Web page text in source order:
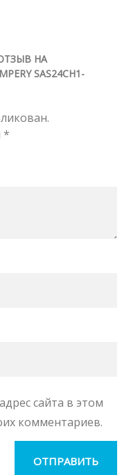
НА
SAS24CH1-
*
сайта в этом
комментариев.